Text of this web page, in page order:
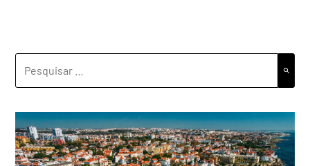
POR: